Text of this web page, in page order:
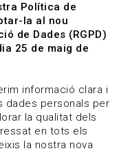
dia
del sector de la
Política de
la al nou
de Dades (RGPD)
25 de maig de
informació clara i
dades personals per
la qualitat dels
en tots els
la nostra nova